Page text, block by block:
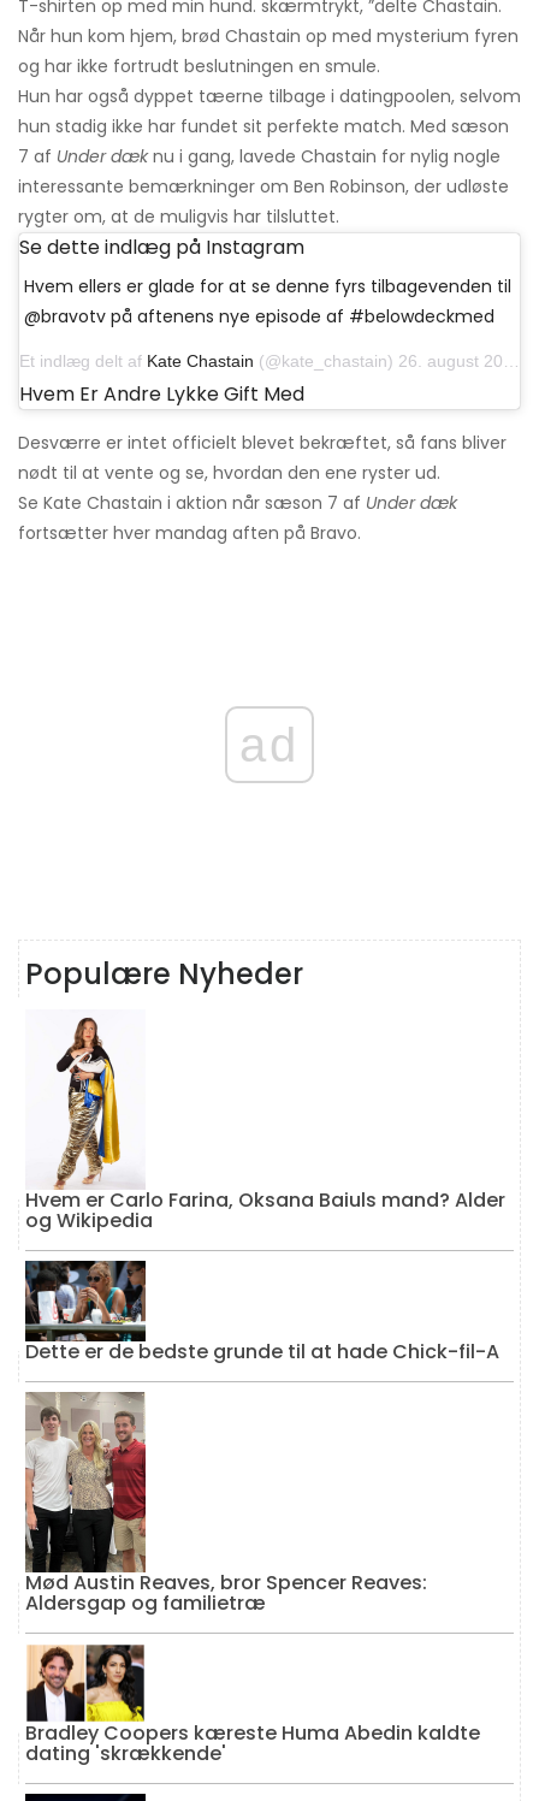
T-shirten op med min hund. skærmtrykt, ”delte Chastain.
Når hun kom hjem, brød Chastain op med mysterium fyren
og har ikke fortrudt beslutningen en smule.
Hun har også dyppet tæerne tilbage i datingpoolen, selvom
hun stadig ikke har fundet sit perfekte match. Med sæson
7 af Under dæknu i gang, lavede Chastain for nylig nogle
interessante bemærkninger om Ben Robinson, der udløste
rygter om, at de muligvis har tilsluttet.
Se dette indlæg på Instagram
Hvem ellers er glade for at se denne fyrs tilbagevenden til
@bravotv på aftenens nye episode af #belowdeckmed
Et indlæg delt af Kate Chastain (@kate_chastain) 26. august 2019 kl. 17:57 PDT
Hvem Er Andre Lykke Gift Med
Desværre er intet officielt blevet bekræftet, så fans bliver
nødt til at vente og se, hvordan den ene ryster ud.
Se Kate Chastain i aktion når sæson 7 af Under dæk
fortsætter hver mandag aften på Bravo.
ad
Populære Nyheder
Hvem er Carlo Farina, Oksana Baiuls mand? Alder
og Wikipedia
Dette er de bedste grunde til at hade Chick-fil-A
Mød Austin Reaves, bror Spencer Reaves:
Aldersgap og familietræ
Bradley Coopers kæreste Huma Abedin kaldte
dating 'skrækkende'